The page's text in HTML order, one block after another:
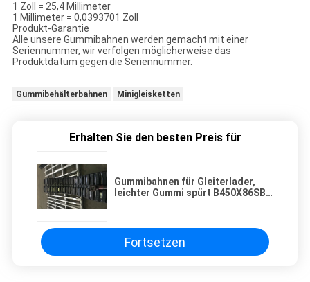
1 Zoll = 25,4 Millimeter
1 Millimeter = 0,0393701 Zoll
Produkt-Garantie
Alle unsere Gummibahnen werden gemacht mit einer
Seriennummer, wir verfolgen möglicherweise das
Produktdatum gegen die Seriennummer.
Gummibehälterbahnen Minigleisketten
Erhalten Sie den besten Preis für
Gummibahnen für Gleiterlader,
leichter Gummi spürt B450X86SB
Fortsetzen